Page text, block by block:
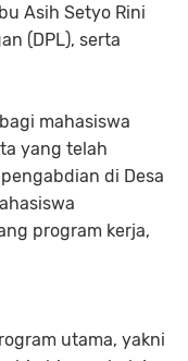
Asih Setyo Rini
(DPL), serta
mahasiswa
yang telah
di Desa
program kerja,
utama, yakni